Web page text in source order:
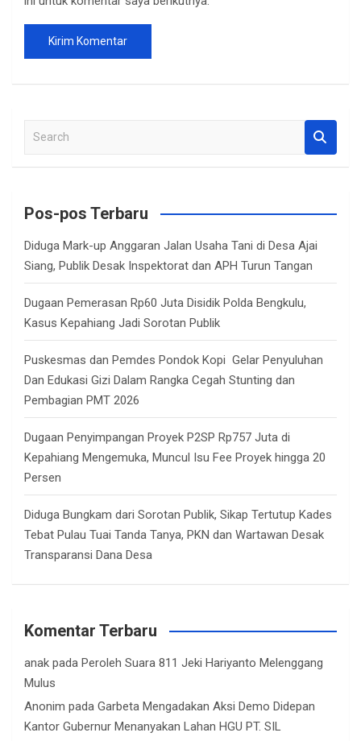
a
c
Pos-pos Terbaru
Diduga Mark-up Anggaran Jalan Usaha Tani di Desa Ajai
Siang, Publik Desak Inspektorat dan APH Turun Tangan
Dugaan Pemerasan Rp60 Juta Disidik Polda Bengkulu,
Kasus Kepahiang Jadi Sorotan Publik
Puskesmas dan Pemdes Pondok Kopi Gelar Penyuluhan
Dan Edukasi Gizi Dalam Rangka Cegah Stunting dan
Pembagian PMT 2026
Dugaan Penyimpangan Proyek P2SP Rp757 Juta di
Kepahiang Mengemuka, Muncul Isu Fee Proyek hingga 20
Persen
Diduga Bungkam dari Sorotan Publik, Sikap Tertutup Kades
Tebat Pulau Tuai Tanda Tanya, PKN dan Wartawan Desak
Transparansi Dana Desa
Komentar Terbaru
anak pada Peroleh Suara 811 Jeki Hariyanto Melenggang
Mulus
Anonim pada Garbeta Mengadakan Aksi Demo Didepan
Kantor Gubernur Menanyakan Lahan HGU PT. SIL